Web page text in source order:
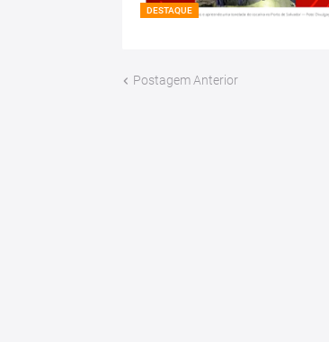
DESTAQUE
Postagem Anterior